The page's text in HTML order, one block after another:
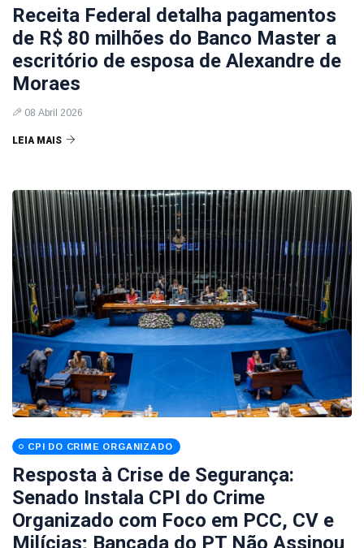
Receita Federal detalha pagamentos
de R$ 80 milhões do Banco Master a
escritório de esposa de Alexandre de
Moraes
08 Abril 2026
LEIA MAIS
CPI DO CRIME ORGANIZADO
Resposta à Crise de Segurança:
Senado Instala CPI do Crime
Organizado com Foco em PCC, CV e
Milícias; Bancada do PT Não Assinou